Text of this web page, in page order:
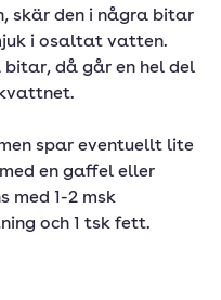
skär den i några bitar
i osaltat vatten.
bitar, då går en hel del
spar eventuellt lite
en gaffel eller
med 1-2 msk
och 1 tsk fett.